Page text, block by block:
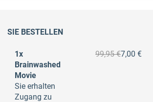
SIE BESTELLEN
1x
Brainwashed
Movie
Sie erhalten
Zugang zu
99,95 €7,00 €